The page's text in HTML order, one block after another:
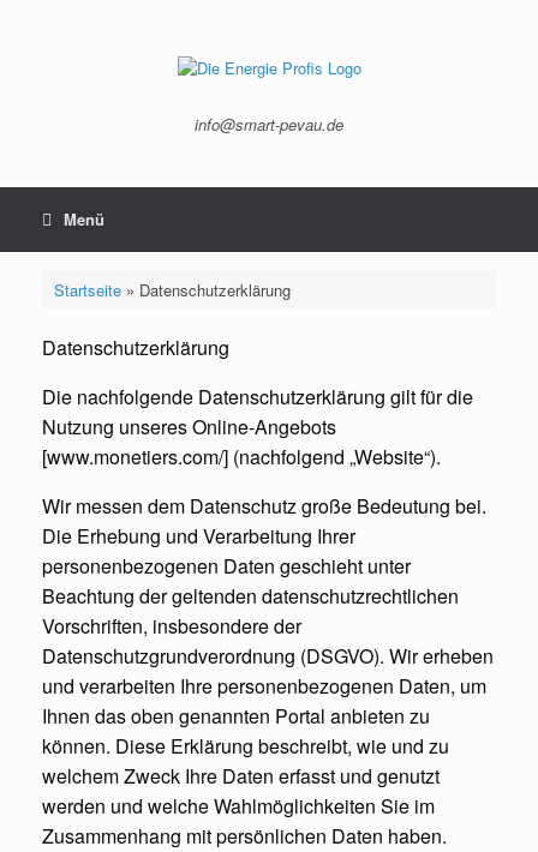
info@smart-pevau.de
Menü
Startseite» Datenschutzerklärung
Datenschutzerklärung
Die nachfolgende Datenschutzerklärung gilt für die
Nutzung unseres Online-Angebots
[www.monetiers.com/] (nachfolgend „Website“).
Wir messen dem Datenschutz große Bedeutung bei.
Die Erhebung und Verarbeitung Ihrer
personenbezogenen Daten geschieht unter
Beachtung der geltenden datenschutzrechtlichen
Vorschriften, insbesondere der
Datenschutzgrundverordnung (DSGVO). Wir erheben
und verarbeiten Ihre personenbezogenen Daten, um
Ihnen das oben genannten Portal anbieten zu
können. Diese Erklärung beschreibt, wie und zu
welchem Zweck Ihre Daten erfasst und genutzt
werden und welche Wahlmöglichkeiten Sie im
Zusammenhang mit persönlichen Daten haben.